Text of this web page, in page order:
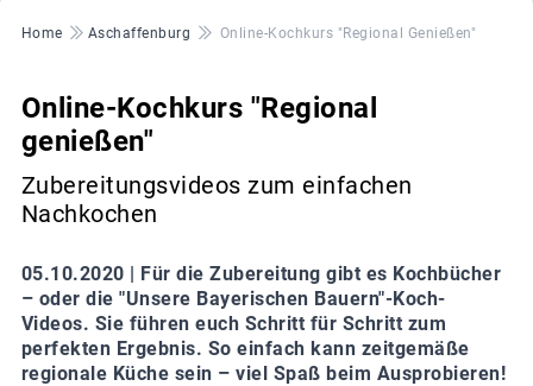
Pfadnavigation
Home Aschaffenburg Online-Kochkurs "Regional Genießen"
Online-Kochkurs "Regional
genießen"
Zubereitungsvideos zum einfachen
Nachkochen
05.10.2020 | Für die Zubereitung gibt es Kochbücher
– oder die "Unsere Bayerischen Bauern"-Koch-
Videos. Sie führen euch Schritt für Schritt zum
perfekten Ergebnis. So einfach kann zeitgemäße
regionale Küche sein – viel Spaß beim Ausprobieren!